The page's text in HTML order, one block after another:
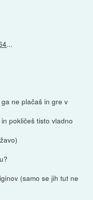
...
ne plačaš in gre v
pokličeš tisto vladno
(samo se jih tut ne